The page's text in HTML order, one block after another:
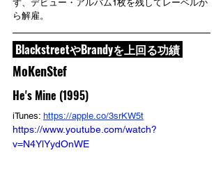
ず、デビュー・アルバム1枚を残してレーベルか
ら解雇。
BlackstreetやBrandyを上回る功績
MoKenStef
He's Mine (1995)
iTunes: https://apple.co/3srKW5t
https://www.youtube.com/watch?
v=N4YlYydOnWE